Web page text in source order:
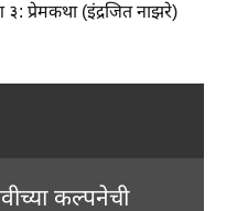
प्रेमकथा (इंद्रजित नाझरे)
कल्पनेची